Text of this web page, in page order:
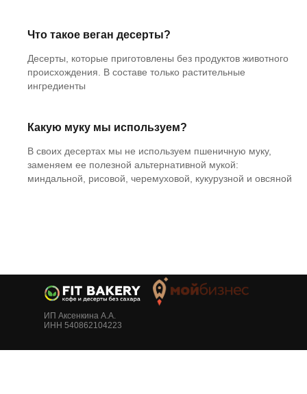
Что такое веган десерты?
Десерты, которые приготовлены без продуктов животного
происхождения. В составе только растительные
ингредиенты
Какую муку мы используем?
В своих десертах мы не используем пшеничную муку,
заменяем ее полезной альтернативной мукой:
миндальной, рисовой, черемуховой, кукурузной и овсяной
ИП Аксенкина А.А.
ИНН 540862104223